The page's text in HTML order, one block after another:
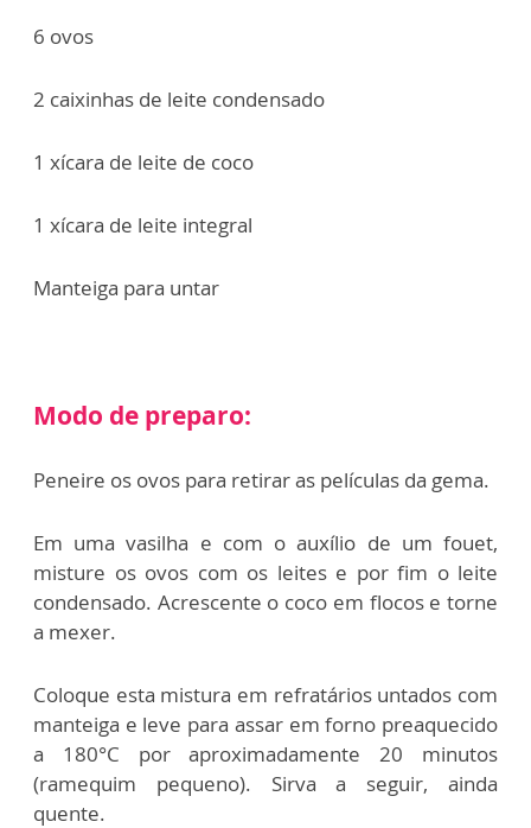
6 ovos
2 caixinhas de leite condensado
1 xícara de leite de coco
1 xícara de leite integral
Manteiga para untar
Modo de preparo:
Peneire os ovos para retirar as películas da gema.
Em uma vasilha e com o auxílio de um fouet,
misture os ovos com os leites e por fim o leite
condensado. Acrescente o coco em flocos e torne
a mexer.
Coloque esta mistura em refratários untados com
manteiga e leve para assar em forno preaquecido
a 180°C por aproximadamente 20 minutos
(ramequim pequeno). Sirva a seguir, ainda
quente.